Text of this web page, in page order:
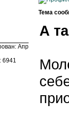
Тема
Апр
6941
А